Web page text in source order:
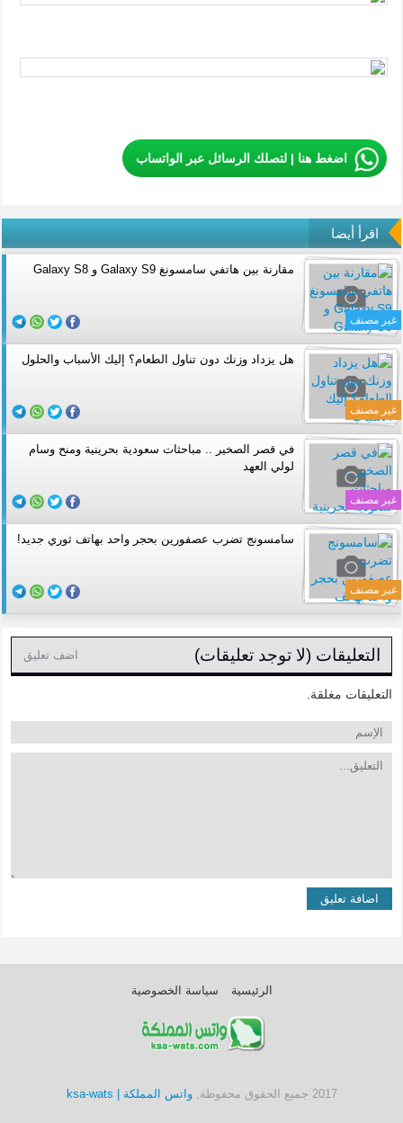
اضغط هنا | لتصلك الرسائل عبر الواتساب
اقرأ أيضا
غير مصنف
مقارنة بين هاتفي سامسونغ Galaxy S9 و Galaxy S8
غير مصنف
هل يزداد وزنك دون تناول الطعام؟ إليك الأسباب والحلول
غير مصنف
في قصر الصخير .. مباحثات سعودية بحرينية ومنح وسام
لولي العهد
غير مصنف
سامسونج تضرب عصفورين بحجر واحد بهاتف ثوري جديد!
التعليقات (لا توجد تعليقات) اضف تعليق
التعليقات مغلقة.
الرئيسية سياسة الخصوصية
2017 جميع الحقوق محفوظة, واتس المملكة | ksa-wats